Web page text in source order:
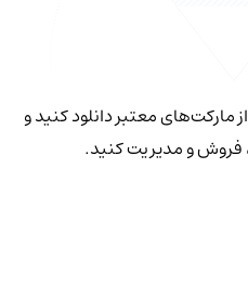
معتبر دانلود کنید و
فروش و مدیریت کنید.